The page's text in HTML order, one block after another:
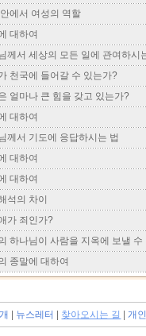
에서 여성의 역할
대하여
께서 세상의 모든 일에 관여하
천국에 들어갈 수 있는가?
얼마나 큰 힘을 갖고 있는가?
대하여
께서 기도에 응답하시는 법
대하여
대하여
석의 차이
가 죄인가?
하나님이 사람을 지옥에 보낼
종말에 대하여
뉴스레터 찾아오시는 길 |개